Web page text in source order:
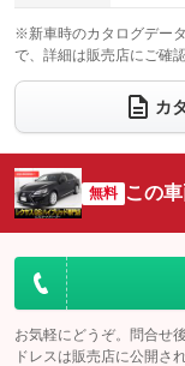
電動格納サードシー
：装備なし
ウォークスルー
電動リアゲート
シートエアコン
：装備あり
サイドカメラ
：装備なし
エアサスペンション
※新車時のカタログデー
で、詳細は販売店にご確
カ
無料 この
お気軽にどうぞ。問合せ
ドレスは販売店に公開さ